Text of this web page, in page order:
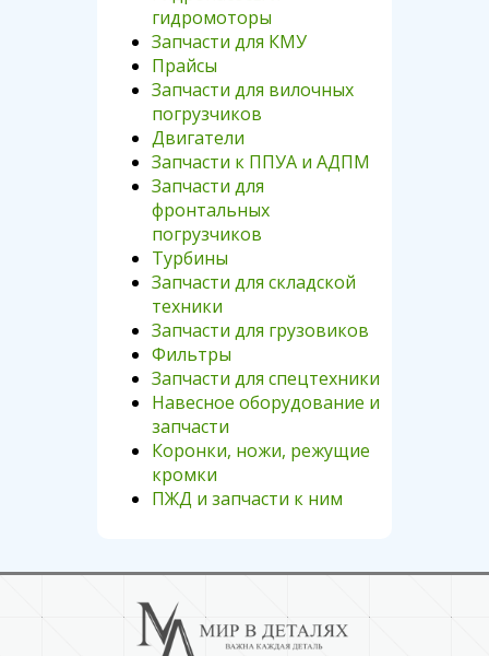
гидромоторы
Запчасти для КМУ
Прайсы
Запчасти для вилочных
погрузчиков
Двигатели
Запчасти к ППУА и АДПМ
Запчасти для
фронтальных
погрузчиков
Турбины
Запчасти для складской
техники
Запчасти для грузовиков
Фильтры
Запчасти для спецтехники
Навесное оборудование и
запчасти
Коронки, ножи, режущие
кромки
ПЖД и запчасти к ним